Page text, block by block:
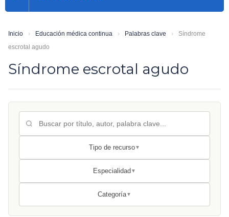
Inicio › Educación médica continua › Palabras clave ›
Síndrome
escrotal agudo
Síndrome escrotal agudo
Tipo de recurso▼
Especialidad ▼
Categoría▼